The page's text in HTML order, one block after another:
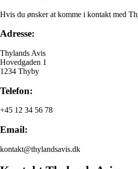
Hvis du ønsker at komme i kontakt med
Adresse:
Thylands Avis
Hovedgaden 1
1234 Thyby
Telefon:
+45 12 34 56 78
Email:
kontakt@thylandsavis.dk